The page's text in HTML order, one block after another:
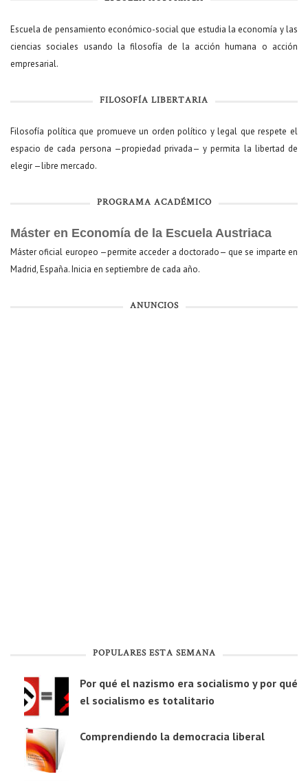
Escuela de pensamiento económico-social que estudia la economía y las
ciencias sociales usando la filosofía de la acción humana o acción
empresarial.
FILOSOFÍA LIBERTARIA
Filosofía política que promueve un orden político y legal que respete el
espacio de cada persona —propiedad privada— y permita la libertad de
elegir —libre mercado.
PROGRAMA ACADÉMICO
Máster en Economía de la Escuela Austriaca
Máster oficial europeo —permite acceder a doctorado— que se imparte en
Madrid, España. Inicia en septiembre de cada año.
ANUNCIOS
POPULARES ESTA SEMANA
Por qué el nazismo era socialismo y por qué
el socialismo es totalitario
Comprendiendo la democracia liberal